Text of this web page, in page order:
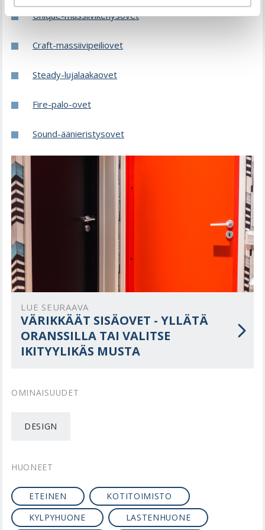
Unique-massiivikehysovet
Craft-massiivipeiliovet
Steady-lujalaakaovet
Fire-palo-ovet
Sound-äänieristysovet
LUE SEURAAVA
VÄRIKKÄÄT SISÄOVET - YLLÄTÄ
ORANSSILLA TAI VALITSE
IKITYYLIKÄS MUSTA
OMINAISUUDET
DESIGN
HUONEET
ETEINEN
KOTITOIMISTO
KYLPYHUONE
LASTENHUONE